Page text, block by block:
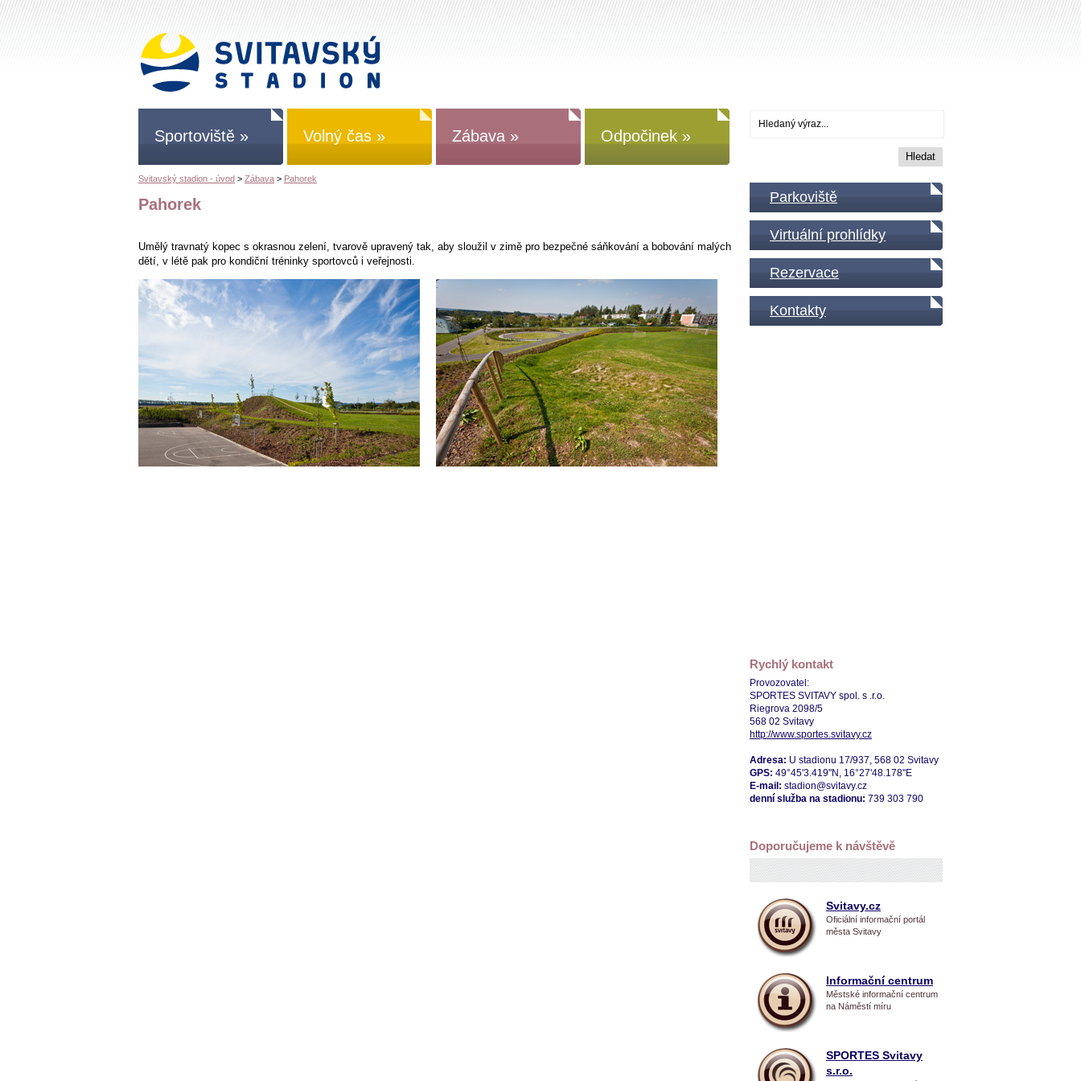
Sportoviště » Volný čas » Zábava » Odpočinek »
Svitavský stadion - úvod > Zábava > Pahorek
Pahorek
Umělý travnatý kopec s okrasnou zelení, tvarově upravený tak, aby sloužil v zimě pro bezpečné sáňkování a bobování malých
dětí, v létě pak pro kondiční tréninky sportovců i veřejnosti.
Parkoviště
Virtuální prohlídky
Rezervace
Kontakty
Rychlý kontakt
Provozovatel:
SPORTES SVITAVY spol. s .r.o.
Riegrova 2098/5
568 02 Svitavy
http://www.sportes.svitavy.cz
Adresa: U stadionu 17/937, 568 02 Svitavy
GPS: 49°45'3.419"N, 16°27'48.178"E
E-mail: stadion@svitavy.cz
denní služba na stadionu: 739 303 790
Doporučujeme k návštěvě
Svitavy.cz
Oficiální informační portál
města Svitavy
Informační centrum
Městské informační centrum
na Náměstí míru
SPORTES Svitavy
s.r.o.